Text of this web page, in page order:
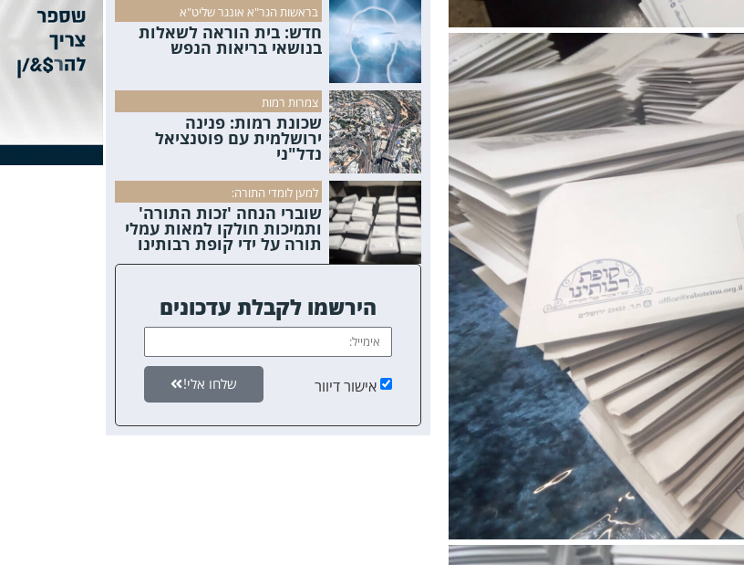
בראשות הגר"א אונגר שליט"א
חדש: בית הוראה לשאלות
בנושאי בריאות הנפש
צמרות רמות
שכונת רמות: פנינה
ירושלמית עם פוטנציאל
נדל"ני
למען לומדי התורה:
שוברי הנחה 'זכות התורה'
ותמיכות חולקו למאות עמלי
תורה על ידי קופת רבותינו
הירשמו לקבלת עדכונים
אישור דיוור שלחו אלי!